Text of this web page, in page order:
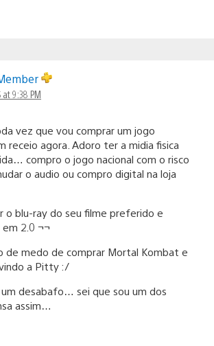
9:38 PM
vez que vou comprar um jogo
receio agora. Adoro ter a midia fisica
compro o jogo nacional com o risco
o audio ou compro digital na loja
o blu-ray do seu filme preferido e
2.0 ¬¬
de medo de comprar Mortal Kombat e
a Pitty :/
um desabafo… sei que sou um dos
assim…